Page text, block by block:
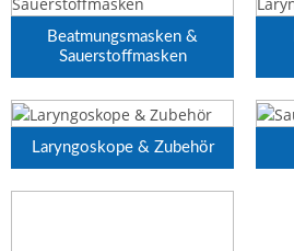
Beatmungsmasken &
Sauerstoffmasken
Laryngoskope & Zubehör